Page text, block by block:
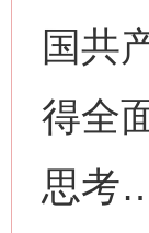
国共
得全
思考